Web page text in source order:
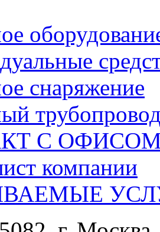
снаряжение
С ОФИСОМ
компании